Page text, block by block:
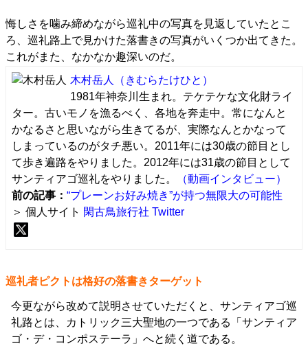
悔しさを噛み締めながら巡礼中の写真を見返していたとこ
ろ、巡礼路上で見かけた落書きの写真がいくつか出てきた。
これがまた、なかなか趣深いのだ。
木村岳人
（きむらたけひと）
1981年神奈川生まれ。テケテケな文化財ライ
ター。古いモノを漁るべく、各地を奔走中。常になんと
かなるさと思いながら生きてるが、実際なんとかなって
しまっているのがタチ悪い。2011年には30歳の節目とし
て歩き遍路をやりました。2012年には31歳の節目として
サンティアゴ巡礼をやりました。
（動画インタビュー）
前の記事： “プレーンお好み焼き”が持つ無限大の可能性
＞ 個人サイト 閑古鳥旅行社 Twitter
巡礼者ピクトは格好の落書きターゲット
今更ながら改めて説明させていただくと、サンティアゴ巡
礼路とは、カトリック三大聖地の一つである「サンティア
ゴ・デ・コンポステーラ」へと続く道である。